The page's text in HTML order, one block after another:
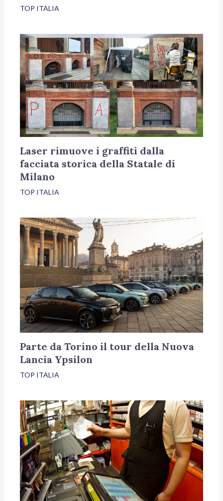
TOP ITALIA
Laser rimuove i graffiti dalla
facciata storica della Statale di
Milano
TOP ITALIA
Parte da Torino il tour della Nuova
Lancia Ypsilon
TOP ITALIA